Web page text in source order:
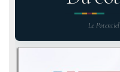
Le